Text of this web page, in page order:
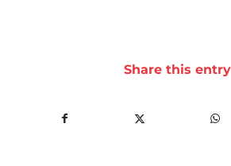
Share this entry